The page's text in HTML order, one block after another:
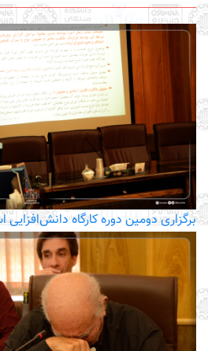
برگزاری دومین دوره کارگاه